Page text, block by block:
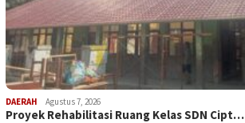
DAERAH Agustus 7, 2026
Proyek Rehabilitasi Ruang Kelas SDN Cipt…